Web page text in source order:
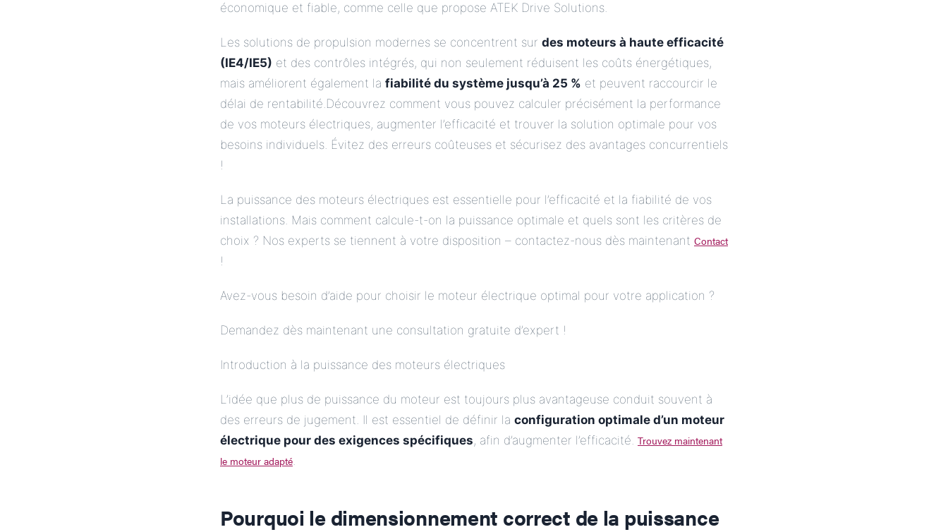
économique et fiable, comme celle que propose ATEK Drive Solutions.
Les solutions de propulsion modernes se concentrent sur des moteurs à haute efficacité
(IE4/IE5) et des contrôles intégrés, qui non seulement réduisent les coûts énergétiques,
mais améliorent également la fiabilité du système jusqu’à 25 % et peuvent raccourcir le
délai de rentabilité.Découvrez comment vous pouvez calculer précisément la performance
de vos moteurs électriques, augmenter l’efficacité et trouver la solution optimale pour vos
besoins individuels. Évitez des erreurs coûteuses et sécurisez des avantages concurrentiels
!
La puissance des moteurs électriques est essentielle pour l’efficacité et la fiabilité de vos
installations. Mais comment calcule-t-on la puissance optimale et quels sont les critères de
choix ? Nos experts se tiennent à votre disposition – contactez-nous dès maintenant Contact
!
Avez-vous besoin d’aide pour choisir le moteur électrique optimal pour votre application ?
Demandez dès maintenant une consultation gratuite d’expert !
Introduction à la puissance des moteurs électriques
L’idée que plus de puissance du moteur est toujours plus avantageuse conduit souvent à
des erreurs de jugement. Il est essentiel de définir la configuration optimale d’un moteur
électrique pour des exigences spécifiques, afin d’augmenter l’efficacité. Trouvez maintenant
le moteur adapté.
Pourquoi le dimensionnement correct de la puissance